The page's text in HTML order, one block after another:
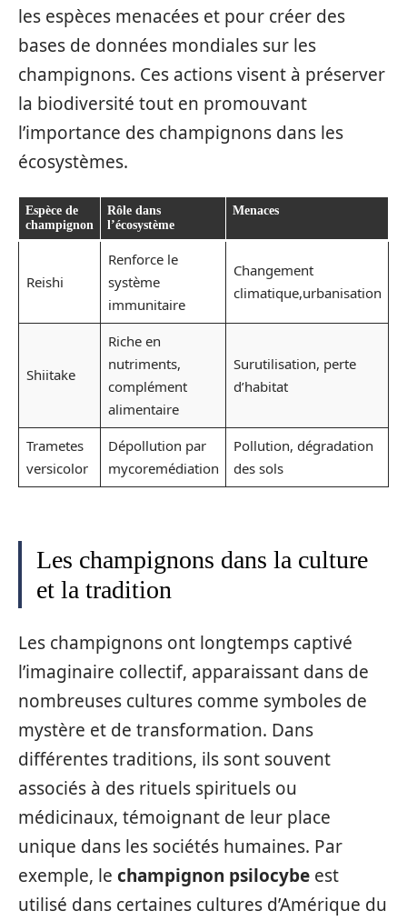
les espèces menacées et pour créer des
bases de données mondiales sur les
champignons. Ces actions visent à préserver
la biodiversité tout en promouvant
l’importance des champignons dans les
écosystèmes.
Espèce de
champignon
Rôle dans
l’écosystème
Menaces
Reishi
Renforce le
système
immunitaire
Changement
climatique,urbanisation
Shiitake
Riche en
nutriments,
complément
alimentaire
Surutilisation, perte
d’habitat
Trametes
versicolor
Dépollution par
mycoremédiation
Pollution, dégradation
des sols
Les champignons dans la culture
et la tradition
Les champignons ont longtemps captivé
l’imaginaire collectif, apparaissant dans de
nombreuses cultures comme symboles de
mystère et de transformation. Dans
différentes traditions, ils sont souvent
associés à des rituels spirituels ou
médicinaux, témoignant de leur place
unique dans les sociétés humaines. Par
exemple, le champignon psilocybe est
utilisé dans certaines cultures d’Amérique du